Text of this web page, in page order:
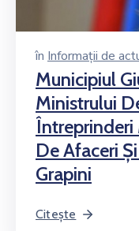
în Informații de
Municipiul
Ministrului
Întreprinderi
De Afaceri
Grapini
Citește